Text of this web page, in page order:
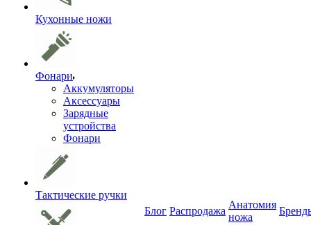
Кухонные ножи
Фонари
Аккумуляторы
Аксессуары
Зарядные
устройства
Фонари
Тактические ручки
Блог Распродажа
Анатомия
ножа